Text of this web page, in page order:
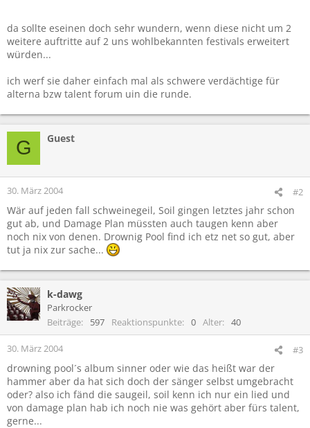
da sollte eseinen doch sehr wundern, wenn diese nicht um 2
weitere auftritte auf 2 uns wohlbekannten festivals erweitert
würden...
ich werf sie daher einfach mal als schwere verdächtige für
alterna bzw talent forum uin die runde.
G Guest
30. März 2004 #2
Wär auf jeden fall schweinegeil, Soil gingen letztes jahr schon
gut ab, und Damage Plan müssten auch taugen kenn aber
noch nix von denen. Drownig Pool find ich etz net so gut, aber
tut ja nix zur sache...
k-dawg
Parkrocker
Beiträge
597 Reaktionspunkte 0 Alter 40
30. März 2004 #3
drowning pool´s album sinner oder wie das heißt war der
hammer aber da hat sich doch der sänger selbst umgebracht
oder? also ich fänd die saugeil, soil kenn ich nur ein lied und
von damage plan hab ich noch nie was gehört aber fürs talent,
gerne...